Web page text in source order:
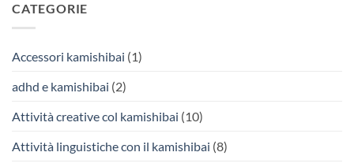
CATEGORIE
Accessori kamishibai (1)
adhd e kamishibai (2)
Attività creative col kamishibai (10)
Attività linguistiche con il kamishibai (8)